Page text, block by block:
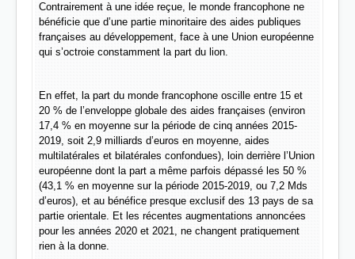
Contrairement à une idée reçue, le monde francophone ne
bénéficie que d’une partie minoritaire des aides publiques
françaises au développement, face à une Union européenne
qui s’octroie constamment la part du lion.
En effet, la part du monde francophone oscille entre 15 et
20 % de l’enveloppe globale des aides françaises (environ
17,4 % en moyenne sur la période de cinq années 2015-
2019, soit 2,9 milliards d’euros en moyenne, aides
multilatérales et bilatérales confondues), loin derrière l’Union
européenne dont la part a même parfois dépassé les 50 %
(43,1 % en moyenne sur la période 2015-2019, ou 7,2 Mds
d’euros), et au bénéfice presque exclusif des 13 pays de sa
partie orientale. Et les récentes augmentations annoncées
pour les années 2020 et 2021, ne changent pratiquement
rien à la donne.